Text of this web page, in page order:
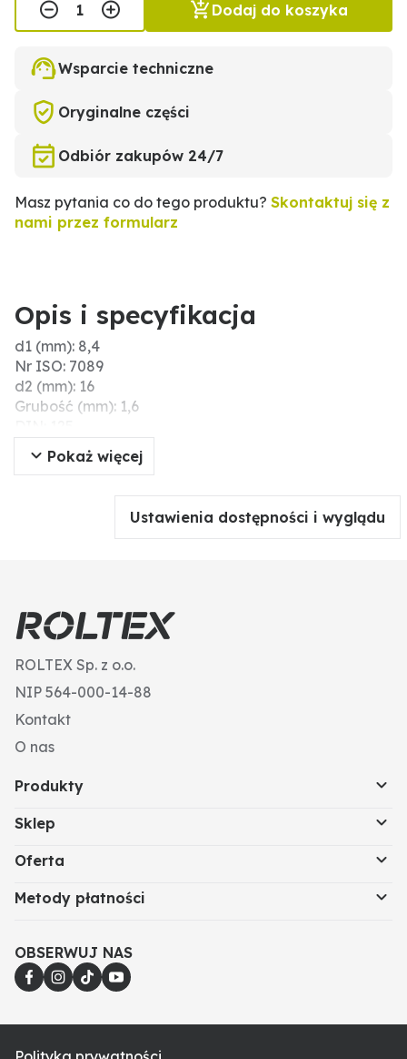
Dodaj do koszyka
Wsparcie techniczne
Oryginalne części
Odbiór zakupów 24/7
Masz pytania co do tego produktu? Skontaktuj się z
nami przez formularz
Opis i specyfikacja
d1 (mm): 8,4
Nr ISO: 7089
d2 (mm): 16
Grubość (mm): 1,6
Wersja: Form A
Materiał: tworzywo sztuczne
Pokaż więcej
Ustawienia dostępności i wyglądu
ROLTEX Sp. z o.o.
NIP 564-000-14-88
Kontakt
O nas
Produkty
Sklep
Oferta
Metody płatności
OBSERWUJ NAS